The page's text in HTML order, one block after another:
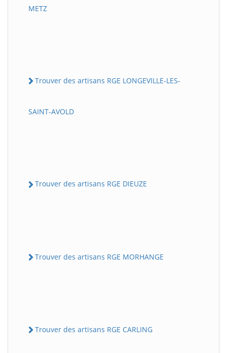
METZ
Trouver des artisans RGE LONGEVILLE-LES-
SAINT-AVOLD
Trouver des artisans RGE DIEUZE
Trouver des artisans RGE MORHANGE
Trouver des artisans RGE CARLING